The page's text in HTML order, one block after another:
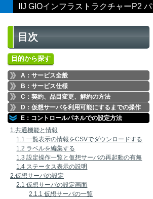
IIJ GIOインフラストラクチャーP2
目次
目的から探す
A：サービス全般
B：サービス仕様
C：契約、品目変更、解約の方法
D：仮想サーバを利用可能にするまでの操作
E：コントロールパネルでの設定方法
1.共通機能と情報
1.1 一覧表示の情報をCSVでダウンロードする
1.2 ラベルを編集する
1.3 設定操作一覧と仮想サーバの再起動の有無
1.4 ステータス表示の説明
2.仮想サーバの設定
2.1 仮想サーバの設定画面
2.1.1 仮想サーバの一覧